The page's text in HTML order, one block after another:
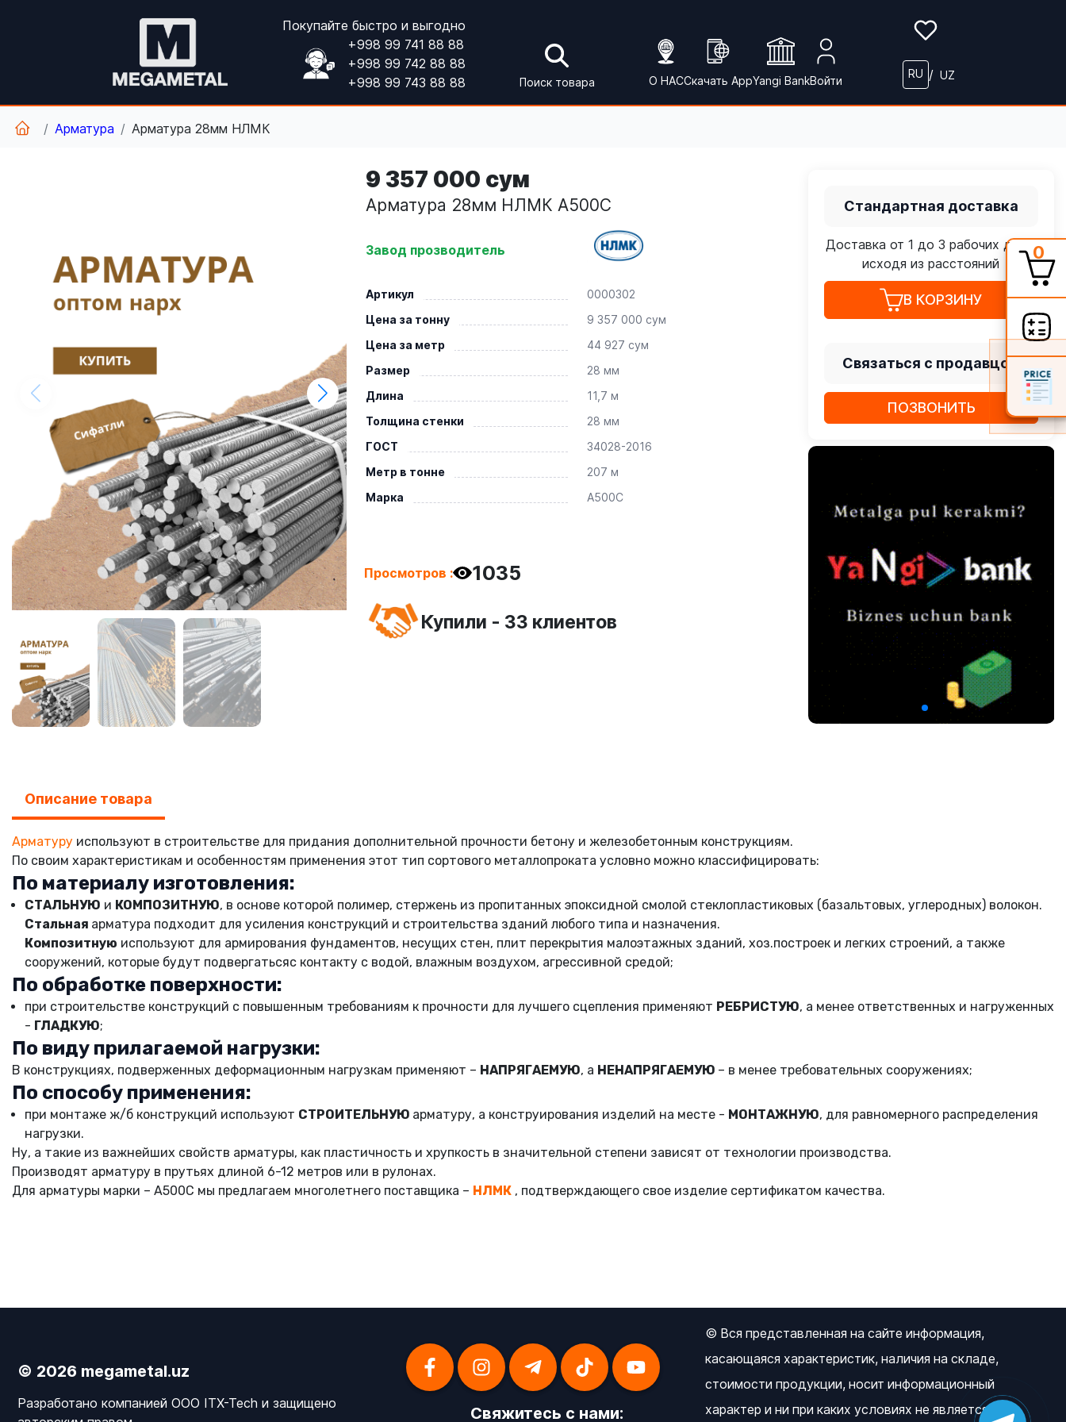
Покупайте быстро и выгодно
+998 99 741 88 88
+998 99 742 88 88
+998 99 743 88 88
Поиск товара О НАССкачать AppYangi BankВойти
RU / UZ
Арматура Арматура 28мм НЛМК
9 357 000 сум
Арматура 28мм НЛМК А500С
Завод прозводитель
Артикул
0000302
Цена за тонну
9 357 000 сум
Цена за метр
44 927 сум
Размер
28 мм
Длина
11,7 м
Толщина стенки
28 мм
ГОСТ
34028-2016
Метр в тонне
207 м
Марка
А500С
Просмотров : 1035
Купили - 33 клиентов
Стандартная доставка
Доставка от 1 до 3 рабочих дней,
исходя из расстояний
В КОРЗИНУ
Связаться с продавцом
ПОЗВОНИТЬ
Описание товара
Арматуру используют в строительстве для придания дополнительной прочности бетону и железобетонным конструкциям.
По своим характеристикам и особенностям применения этот тип сортового металлопроката условно можно классифицировать:
По материалу изготовления:
СТАЛЬНУЮ и КОМПОЗИТНУЮ, в основе которой полимер, стержень из пропитанных эпоксидной смолой стеклопластиковых (базальтовых, углеродных) волокон.
Стальная арматура подходит для усиления конструкций и строительства зданий любого типа и назначения.
Композитную используют для армирования фундаментов, несущих стен, плит перекрытия малоэтажных зданий, хоз.построек и легких строений, а также
сооружений, которые будут подвергатьсяc контакту с водой, влажным воздухом, агрессивной средой;
По обработке поверхности:
при строительстве конструкций с повышенным требованиям к прочности для лучшего сцепления применяют РЕБРИСТУЮ, а менее ответственных и нагруженных
- ГЛАДКУЮ;
По виду прилагаемой нагрузки:
В конструкциях, подверженных деформационным нагрузкам применяют – НАПРЯГАЕМУЮ, а НЕНАПРЯГАЕМУЮ – в менее требовательных сооружениях;
По способу применения:
при монтаже ж/б конструкций используют СТРОИТЕЛЬНУЮ арматуру, а конструирования изделий на месте - МОНТАЖНУЮ, для равномерного распределения
нагрузки.
Ну, а такие из важнейших свойств арматуры, как пластичность и хрупкость в значительной степени зависят от технологии производства.
Производят арматуру в прутьях длиной 6-12 метров или в рулонах.
Для арматуры марки – А500С мы предлагаем многолетнего поставщика – НЛМК , подтверждающего свое изделие сертификатом качества.
© 2026 megametal.uz
Разработано компанией OOO ITX-Tech и защищено
Свяжитесь с нами:
© Вся представленная на сайте информация,
касающаяся характеристик, наличия на складе,
стоимости продукции, носит информационный
характер и ни при каких условиях не является
0